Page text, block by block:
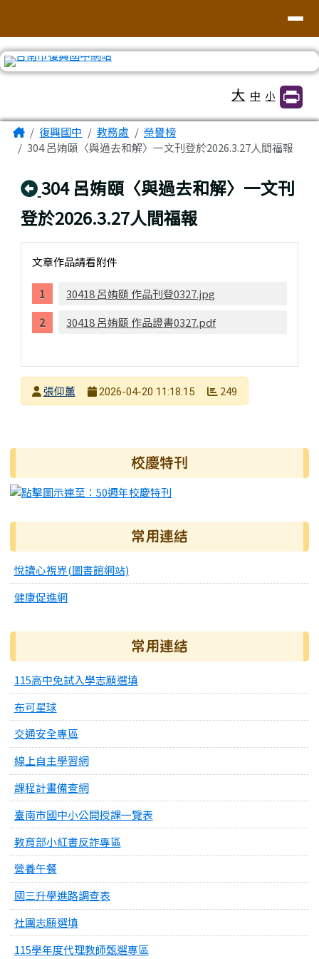
大 中 小
主內容區域
Home復興國中 教務處
榮譽榜
304 呂姷頤〈與過去和解〉一文刊登於2026.3.27人間福報
回上頁
304 呂姷頤〈與過去和解〉一文刊
登於2026.3.27人間福報
文章作品請看附件
30418 呂姷頤 作品刊登0327.jpg
30418 呂姷頤 作品證書0327.pdf
發布者張仰薰
2026-04-20 11:18:15 249
右邊區域內容 校慶特刊
常用連結
悅讀心視界(圖書館網站)
健康促進網
常用連結
115高中免試入學志願選填
布可星球
交通安全專區
線上自主學習網
課程計畫備查網
臺南市國中小公開授課一覽表
教育部小紅書反詐專區
營養午餐
國三升學進路調查表
社團志願選填
115學年度代理教師甄選專區
頁尾區域